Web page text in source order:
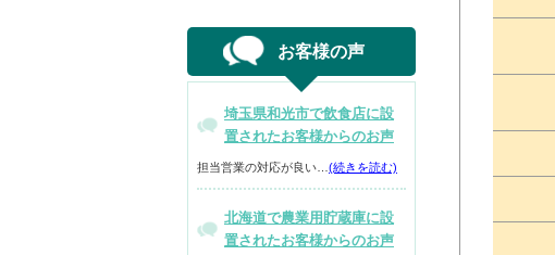
お客様の声
埼玉県和光市で飲食店に設
置されたお客様からのお声
担当営業の対応が良い… (続きを読む)
北海道で農業用貯蔵庫に設
置されたお客様からのお声